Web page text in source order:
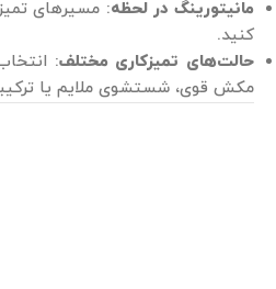
مانیتورینگ در لحظه: مسیرهای
کنید.
حالت‌های تمیزکاری مختلف:
مکش قوی، شستشوی ملایم یا